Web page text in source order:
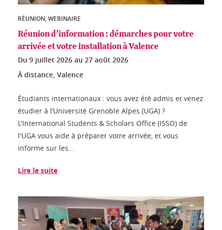
RÉUNION, WEBINAIRE
Réunion d'information : démarches pour votre
arrivée et votre installation à Valence
Du 9 juillet 2026 au 27 août 2026
À distance, Valence
Étudiants internationaux : vous avez été admis et venez
étudier à l’Université Grenoble Alpes (UGA) ?
L'International Students & Scholars Office (ISSO) de
l'UGA vous aide à préparer votre arrivée, et vous
informe sur les...
Lire la suite